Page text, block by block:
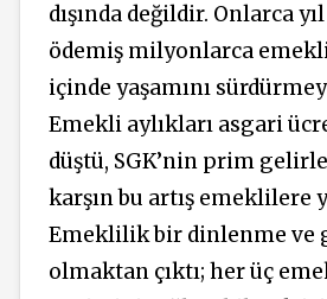
dışında değildir. Onlarca
ödemiş milyonlarca
içinde yaşamını
Emekli aylıkları asgari
düştü, SGK’nin prim
karşın bu artış emeklilere
Emeklilik bir dinlenme ve
olmaktan çıktı; her üç